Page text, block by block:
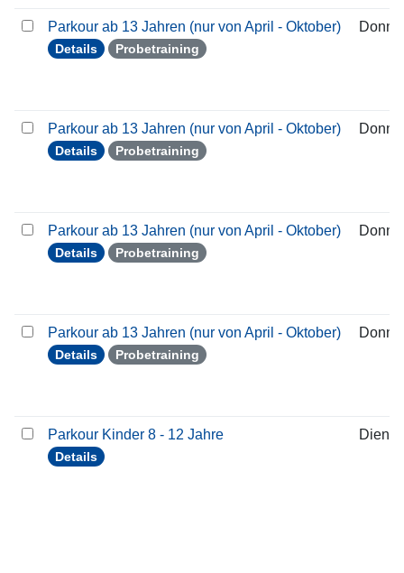
Parkour ab 13 Jahren (nur von April - Oktober)
Details Probetraining
Parkour ab 13 Jahren (nur von April - Oktober)
Details Probetraining
Parkour ab 13 Jahren (nur von April - Oktober)
Details Probetraining
Parkour ab 13 Jahren (nur von April - Oktober)
Details Probetraining
Parkour Kinder 8 - 12 Jahre
Details